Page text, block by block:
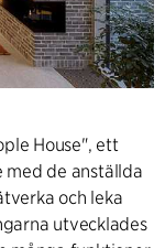
House", ett
med de anställda
och leka
utvecklades